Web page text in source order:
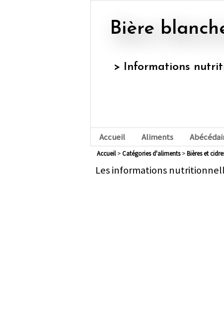
Bière
> Informations
Accueil Aliments
Accueil> Catégories d'aliments> bières et
Les informations